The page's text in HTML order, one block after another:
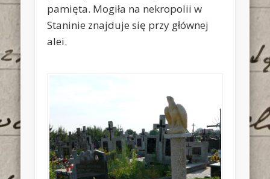
pamięta. Mogiła na nekropolii w
Staninie znajduje się przy głównej
alei.